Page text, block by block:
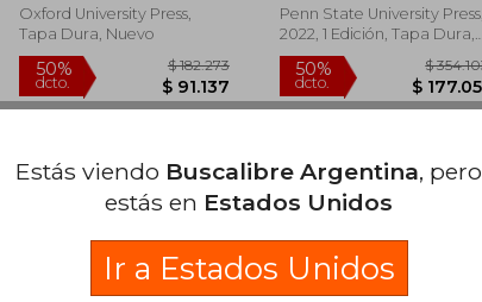
Oxford University Press,
Tapa Dura, Nuevo
Penn State University Press,
2022, 1 Edición, Tapa Dura,
Nuevo
Estás viendo Buscalibre Argentina, pero
estás en Estados Unidos
Ir a Estados Unidos